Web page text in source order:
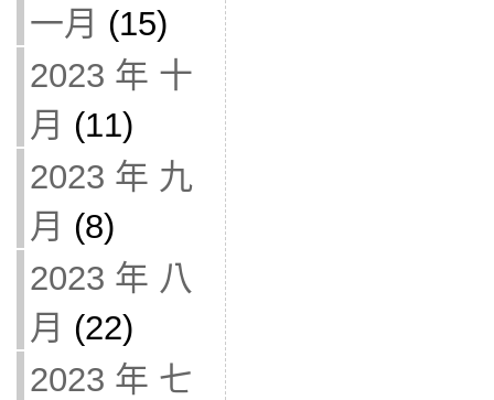
一月 (15)
2023 年 十
月 (11)
2023 年 九
月 (8)
2023 年 八
月 (22)
2023 年 七